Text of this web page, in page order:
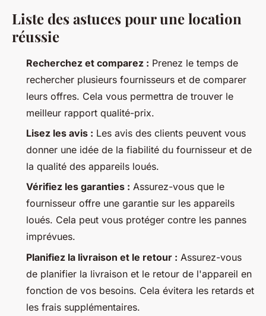
Liste des astuces pour une location
réussie
Recherchez et comparez : Prenez le temps de
rechercher plusieurs fournisseurs et de comparer
leurs offres. Cela vous permettra de trouver le
meilleur rapport qualité-prix.
Lisez les avis : Les avis des clients peuvent vous
donner une idée de la fiabilité du fournisseur et de
la qualité des appareils loués.
Vérifiez les garanties : Assurez-vous que le
fournisseur offre une garantie sur les appareils
loués. Cela peut vous protéger contre les pannes
imprévues.
Planifiez la livraison et le retour : Assurez-vous
de planifier la livraison et le retour de l'appareil en
fonction de vos besoins. Cela évitera les retards et
les frais supplémentaires.